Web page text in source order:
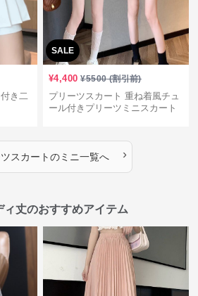
き二
SALE
¥4,400 ¥5500(割引前)
プリーツスカート 重ね着風チュ
ール付きプリーツミニスカート
スカートのミニ一覧へ ›
丈のおすすめアイテム